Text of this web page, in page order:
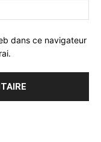
dans ce navigateur